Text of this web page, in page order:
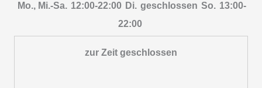
Mo., Mi.-Sa. 12:00-22:00 Di. geschlossen So. 13:00-
22:00
zur Zeit geschlossen